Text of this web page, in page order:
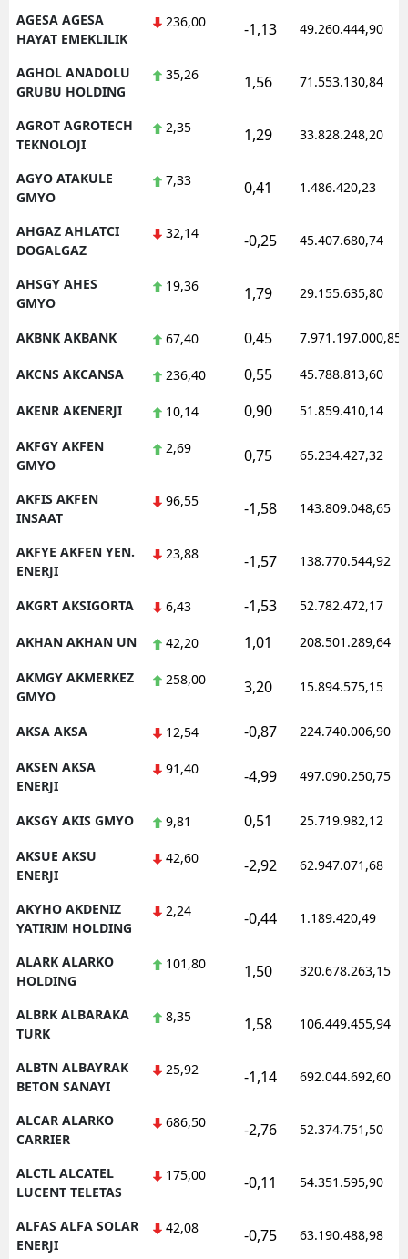
AGESA AGESA
HAYAT EMEKLILIK
236,00 -1,13 49.260.444,90
AGHOL ANADOLU
GRUBU HOLDING
35,26 1,56 71.553.130,84
AGROT AGROTECH
TEKNOLOJI
2,35 1,29 33.828.248,20
AGYO ATAKULE
GMYO
7,33 0,41 1.486.420,23
AHGAZ AHLATCI
DOGALGAZ
32,14 -0,25 45.407.680,74
AHSGY AHES
GMYO
19,36 1,79 29.155.635,80
AKBNK AKBANK 67,40 0,45 7.971.197.000,85
AKCNS AKCANSA 236,40 0,55 45.788.813,60
AKENR AKENERJI 10,14 0,90 51.859.410,14
AKFGY AKFEN
GMYO
2,69 0,75 65.234.427,32
AKFIS AKFEN
INSAAT
96,55 -1,58 143.809.048,65
AKFYE AKFEN YEN.
ENERJI
23,88 -1,57 138.770.544,92
AKGRT AKSIGORTA 6,43 -1,53 52.782.472,17
AKHAN AKHAN UN 42,20 1,01 208.501.289,64
AKMGY AKMERKEZ
GMYO
258,00 3,20 15.894.575,15
AKSA AKSA 12,54 -0,87 224.740.006,90
AKSEN AKSA
ENERJI
91,40 -4,99 497.090.250,75
AKSGY AKIS GMYO 9,81 0,51 25.719.982,12
AKSUE AKSU
ENERJI
42,60 -2,92 62.947.071,68
AKYHO AKDENIZ
YATIRIM HOLDING
2,24 -0,44 1.189.420,49
ALARK ALARKO
HOLDING
101,80 1,50 320.678.263,15
ALBRK ALBARAKA
TURK
8,35 1,58 106.449.455,94
ALBTN ALBAYRAK
BETON SANAYI
25,92 -1,14 692.044.692,60
ALCAR ALARKO
CARRIER
686,50 -2,76 52.374.751,50
ALCTL ALCATEL
LUCENT TELETAS
175,00 -0,11 54.351.595,90
ALFAS ALFA SOLAR
ENERJI
42,08 -0,75 63.190.488,98